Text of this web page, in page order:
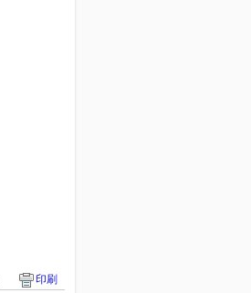
印刷